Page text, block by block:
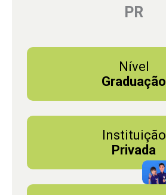
PR
Nível
Graduação
Instituição
Privada